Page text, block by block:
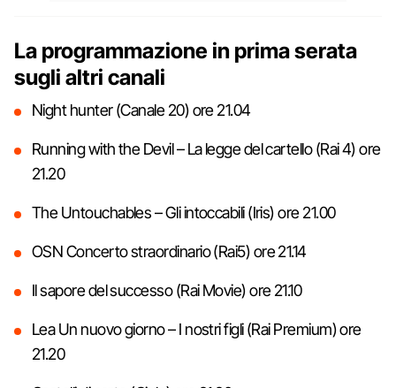
La programmazione in prima serata
sugli altri canali
Night hunter (Canale 20) ore 21.04
Running with the Devil – La legge del cartello (Rai 4) ore
21.20
The Untouchables – Gli intoccabili (Iris) ore 21.00
OSN Concerto straordinario (Rai5) ore 21.14
Il sapore del successo (Rai Movie) ore 21.10
Lea Un nuovo giorno – I nostri figli (Rai Premium) ore
21.20